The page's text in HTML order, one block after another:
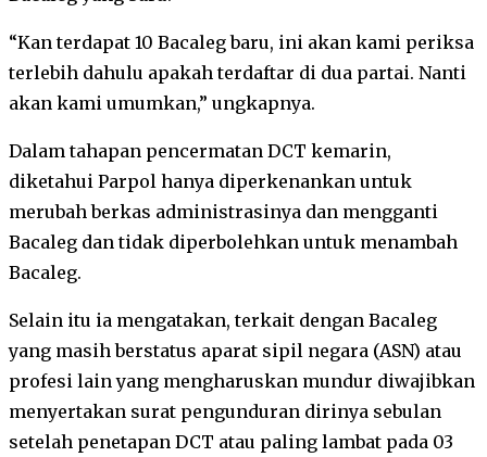
“Kan terdapat 10 Bacaleg baru, ini akan kami periksa
terlebih dahulu apakah terdaftar di dua partai. Nanti
akan kami umumkan,” ungkapnya.
Dalam tahapan pencermatan DCT kemarin,
diketahui Parpol hanya diperkenankan untuk
merubah berkas administrasinya dan mengganti
Bacaleg dan tidak diperbolehkan untuk menambah
Bacaleg.
Selain itu ia mengatakan, terkait dengan Bacaleg
yang masih berstatus aparat sipil negara (ASN) atau
profesi lain yang mengharuskan mundur diwajibkan
menyertakan surat pengunduran dirinya sebulan
setelah penetapan DCT atau paling lambat pada 03